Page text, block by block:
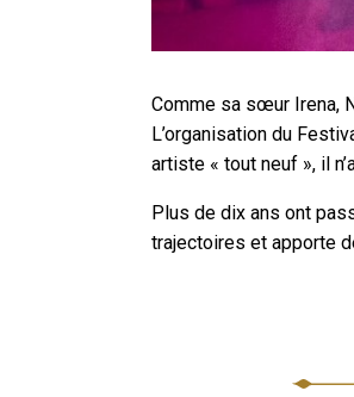
Comme sa sœur Irena,
L’organisation du
artiste « tout neuf », il
Plus de dix ans ont
trajectoires et apporte